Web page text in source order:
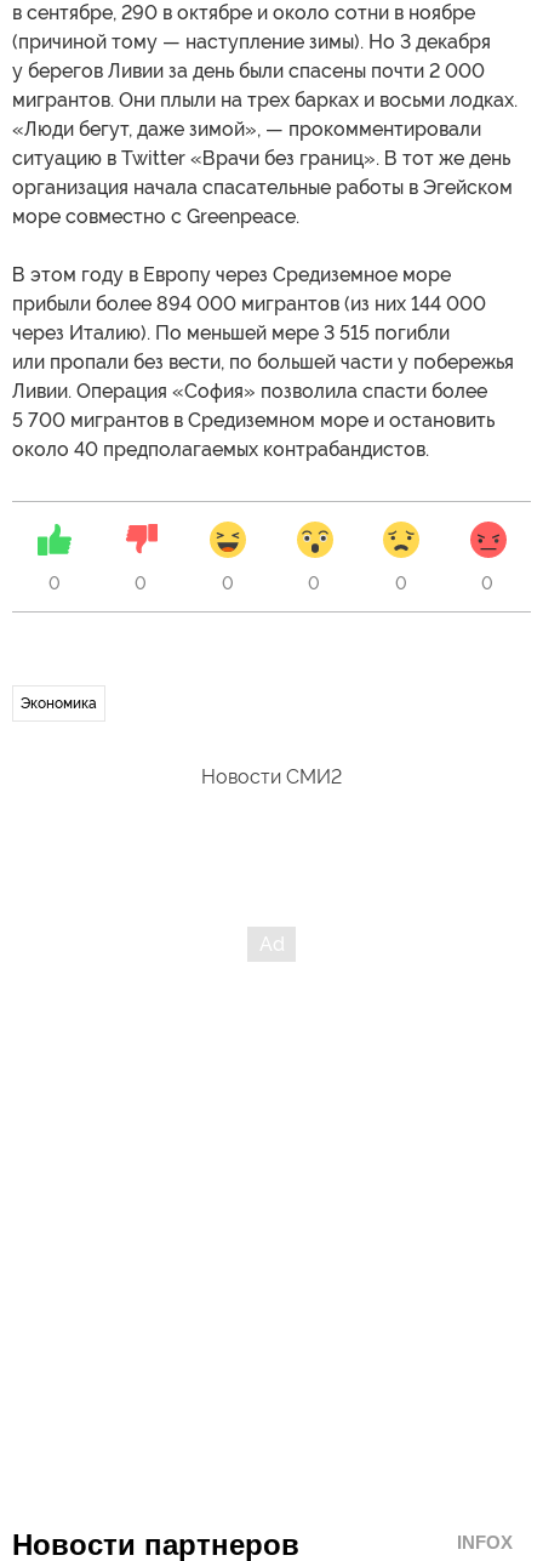
в сентябре, 290 в октябре и около сотни в ноябре
(причиной тому — наступление зимы). Но 3 декабря
у берегов Ливии за день были спасены почти 2 000
мигрантов. Они плыли на трех барках и восьми лодках.
«Люди бегут, даже зимой», — прокомментировали
ситуацию в Twitter «Врачи без границ». В тот же день
организация начала спасательные работы в Эгейском
море совместно с Greenpeace.
В этом году в Европу через Средиземное море
прибыли более 894 000 мигрантов (из них 144 000
через Италию). По меньшей мере 3 515 погибли
или пропали без вести, по большей части у побережья
Ливии. Операция «София» позволила спасти более
5 700 мигрантов в Средиземном море и остановить
около 40 предполагаемых контрабандистов.
0 0 0 0 0 0
Экономика
Новости СМИ2
Новости партнеров INFOX